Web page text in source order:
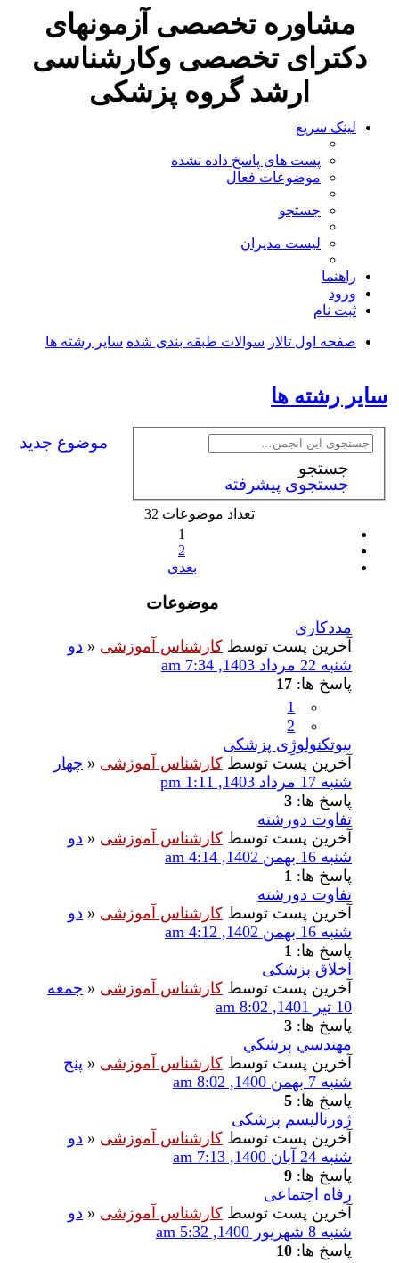
مشاوره تخصصی آزمونهای
دکترای تخصصی وکارشناسی
ارشد گروه پزشکی
لینک سریع
پست های پاسخ داده نشده
موضوعات فعال
جستجو
لیست مدیران
راهنما
ورود
ثبت نام
صفحه اول تالار سوالات طبقه بندی شده سایر رشته ها
سایر رشته ها
موضوع جدید
جستجو
جستجوی پیشرفته
تعداد موضوعات 32
1
2
بعدی
موضوعات
مددکاری
آخرین پست توسط کارشناس آموزشی « دو
شنبه 22 مرداد 1403, 7:34 am
پاسخ ها: 17
1
2
بیوتکنولوژِی پزشکی
آخرین پست توسط کارشناس آموزشی « چهار
شنبه 17 مرداد 1403, 1:11 pm
پاسخ ها: 3
تفاوت دورشته
آخرین پست توسط کارشناس آموزشی « دو
شنبه 16 بهمن 1402, 4:14 am
پاسخ ها: 1
تفاوت دورشته
آخرین پست توسط کارشناس آموزشی « دو
شنبه 16 بهمن 1402, 4:12 am
پاسخ ها: 1
اخلاق پزشکی
آخرین پست توسط کارشناس آموزشی « جمعه
10 تیر 1401, 8:02 am
پاسخ ها: 3
مهندسي پزشكي
آخرین پست توسط کارشناس آموزشی « پنج
شنبه 7 بهمن 1400, 8:02 am
پاسخ ها: 5
ژورنالیسم پزشکی
آخرین پست توسط کارشناس آموزشی « دو
شنبه 24 آبان 1400, 7:13 am
پاسخ ها: 9
رفاه اجتماعی
آخرین پست توسط کارشناس آموزشی « دو
شنبه 8 شهریور 1400, 5:32 am
پاسخ ها: 10